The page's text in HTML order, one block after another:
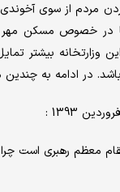
مردم از سوی
در خصوص مسکن
بیشتر تمایل
در ادامه به چندین
معظم رهبری است